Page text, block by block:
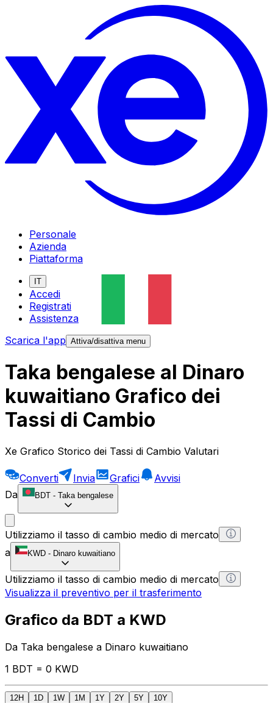
Personale
Azienda
Piattaforma
IT
Accedi
Registrati
Assistenza
Scarica l'app Attiva/disattiva menu
Taka bengalese al Dinaro
kuwaitiano Grafico dei
Tassi di Cambio
Xe Grafico Storico dei Tassi di Cambio Valutari
Converti Invia Grafici
Avvisi
Da
BDT - Taka bengalese
Utilizziamo il tasso di cambio medio di mercato
a
KWD - Dinaro kuwaitiano
Utilizziamo il tasso di cambio medio di mercato
Visualizza il preventivo per il trasferimento
Grafico da BDT a KWD
Da Taka bengalese a Dinaro kuwaitiano
1 BDT = 0 KWD
12H 1D 1W 1M 1Y 2Y 5Y 10Y